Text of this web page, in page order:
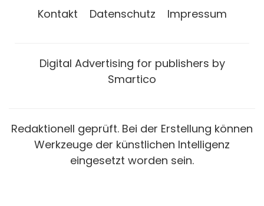
Kontakt Datenschutz Impressum
Digital Advertising for publishers by
Smartico
Redaktionell geprüft. Bei der Erstellung können
Werkzeuge der künstlichen Intelligenz
eingesetzt worden sein.